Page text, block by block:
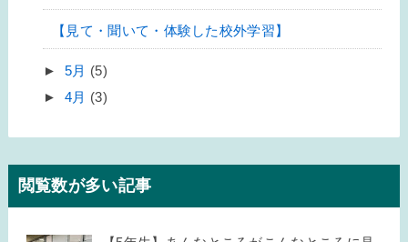
【見て・聞いて・体験した校外学習】
► 5月 (5)
► 4月 (3)
閲覧数が多い記事